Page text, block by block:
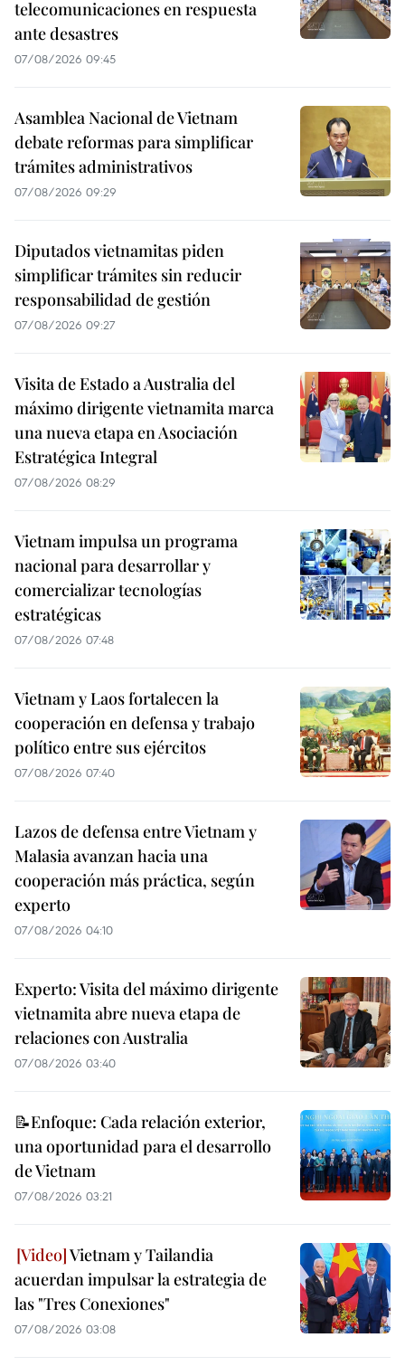
telecomunicaciones en respuesta
ante desastres
07/08/2026 09:45
Asamblea Nacional de Vietnam
debate reformas para simplificar
trámites administrativos
07/08/2026 09:29
Diputados vietnamitas piden
simplificar trámites sin reducir
responsabilidad de gestión
07/08/2026 09:27
Visita de Estado a Australia del
máximo dirigente vietnamita marca
una nueva etapa en Asociación
Estratégica Integral
07/08/2026 08:29
Vietnam impulsa un programa
nacional para desarrollar y
comercializar tecnologías
estratégicas
07/08/2026 07:48
Vietnam y Laos fortalecen la
cooperación en defensa y trabajo
político entre sus ejércitos
07/08/2026 07:40
Lazos de defensa entre Vietnam y
Malasia avanzan hacia una
cooperación más práctica, según
experto
07/08/2026 04:10
Experto: Visita del máximo dirigente
vietnamita abre nueva etapa de
relaciones con Australia
07/08/2026 03:40
📝Enfoque: Cada relación exterior,
una oportunidad para el desarrollo
de Vietnam
07/08/2026 03:21
Vietnam y Tailandia
acuerdan impulsar la estrategia de
las "Tres Conexiones"
07/08/2026 03:08